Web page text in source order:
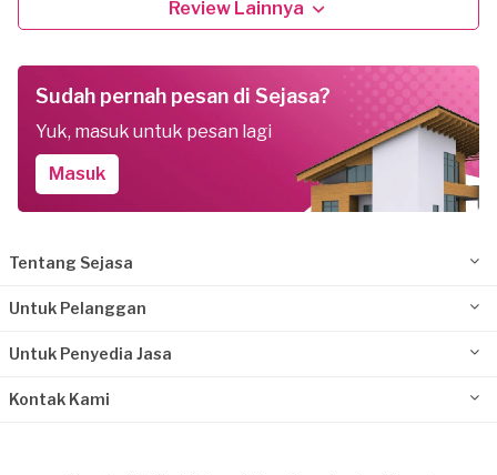
Review Lainnya
Sudah pernah pesan di Sejasa?
Yuk, masuk untuk pesan lagi
Masuk
Tentang Sejasa
Untuk Pelanggan
Untuk Penyedia Jasa
Kontak Kami